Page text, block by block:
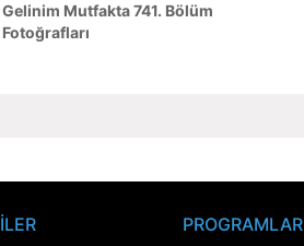
Gelinim Mutfakta 741. Bölüm
Fotoğrafları
PROGRAMLAR